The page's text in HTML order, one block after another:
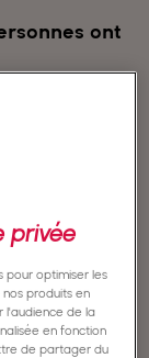
ont
personnes
enfants
privée
pour optimiser les
produits en
l'audience de la
en fonction
de partager du